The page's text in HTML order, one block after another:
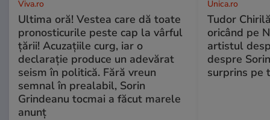
Viva.ro
Ultima oră! Vestea care dă toate
pronosticurile peste cap la vârful
țării! Acuzațiile curg, iar o
declarație produce un adevărat
seism în politică. Fără vreun
semnal în prealabil, Sorin
Grindeanu tocmai a făcut marele
anunț
Unica.ro
Tudor
oricând pe
artistul
despre
surprins pe